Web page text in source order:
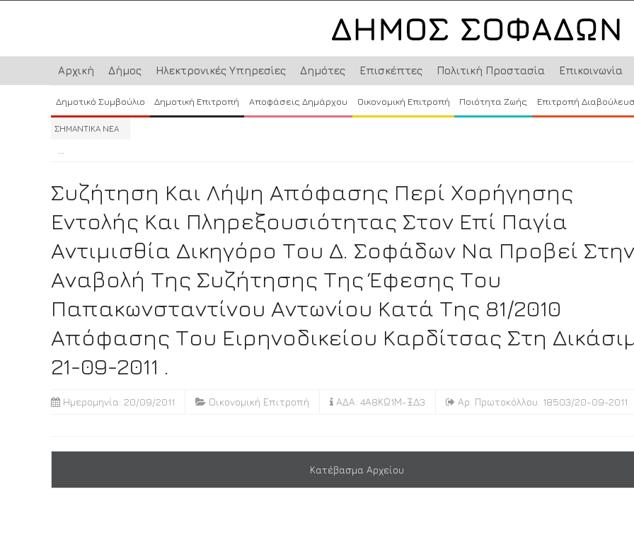
Αρχική Δήμος Ηλεκτρονικές Υπηρεσίες Δημότες Επισκέπτες Πολιτική Προστασία Επικοινωνία
Δημοτικό Συμβούλιο Δημοτική Επιτροπή Αποφάσεις Δημάρχου Οικονομική Επιτροπή Ποιότητα Ζωής Επιτροπή
ΣΗΜΑΝΤΙΚΑ ΝΕΑ
...
Συζήτηση Και Λήψη Απόφασης Περί Χορήγησης
Εντολής Και Πληρεξουσιότητας Στον Επί Παγία
Αντιμισθία Δικηγόρο Του Δ. Σοφάδων Να Προβεί Στην
Αναβολή Της Συζήτησης Της Έφεσης Του
Παπακωνσταντίνου Αντωνίου Κατά Της 81/2010
Απόφασης Του Ειρηνοδικείου Καρδίτσας Στη
21-09-2011 .
Ημερομηνία: 20/09/2011 Οικονομική Επιτροπή ΑΔΑ: 4Α8ΚΩ1Μ-ΞΔ3 Αρ. Πρωτοκόλλου: 18503/20-09-2011
Κατέβασμα Αρχείου